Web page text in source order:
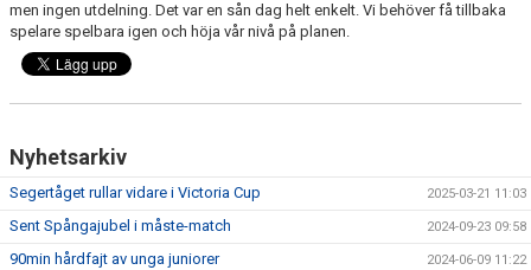
men ingen utdelning. Det var en sån dag helt enkelt. Vi behöver få tillbaka
spelare spelbara igen och höja vår nivå på planen.
Nyhetsarkiv
Segertåget rullar vidare i Victoria Cup 2025-03-21 11:03
Sent Spångajubel i måste-match 2024-09-23 09:58
90min hårdfajt av unga juniorer 2024-06-09 11:22